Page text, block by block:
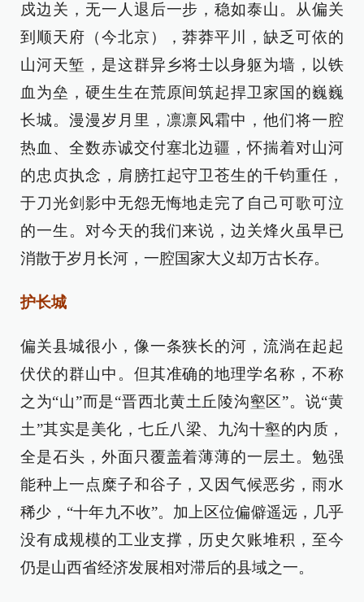
戍边关，无一人退后一步，稳如泰山。从偏关
到顺天府（今北京），莽莽平川，缺乏可依的
山河天堑，是这群异乡将士以身躯为墙，以铁
血为垒，硬生生在荒原间筑起捍卫家国的巍巍
长城。漫漫岁月里，凛凛风霜中，他们将一腔
热血、全数赤诚交付塞北边疆，怀揣着对山河
的忠贞执念，肩膀扛起守卫苍生的千钧重任，
于刀光剑影中无怨无悔地走完了自己可歌可泣
的一生。对今天的我们来说，边关烽火虽早已
消散于岁月长河，一腔国家大义却万古长存。
护长城
偏关县城很小，像一条狭长的河，流淌在起起
伏伏的群山中。但其准确的地理学名称，不称
之为“山”而是“晋西北黄土丘陵沟壑区”。说“黄
土”其实是美化，七丘八梁、九沟十壑的内质，
全是石头，外面只覆盖着薄薄的一层土。勉强
能种上一点糜子和谷子，又因气候恶劣，雨水
稀少，“十年九不收”。加上区位偏僻遥远，几乎
没有成规模的工业支撑，历史欠账堆积，至今
仍是山西省经济发展相对滞后的县域之一。